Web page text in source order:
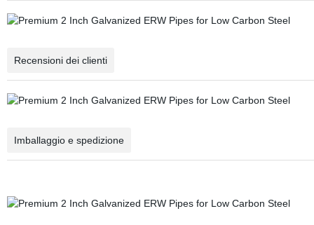
Recensioni dei clienti
Imballaggio e spedizione